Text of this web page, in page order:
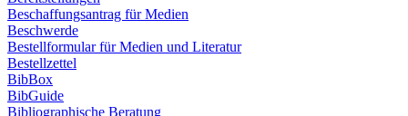
Beschaffungsantrag für Medien
Beschwerde
Bestellformular für Medien und Literatur
Bestellzettel
BibBox
BibGuide
Bibliographische Beratung